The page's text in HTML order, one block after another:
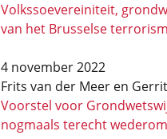
Volkssoevereiniteit,
van het Brusselse
4 november 2022
Frits van der Meer en
Voorstel voor
nogmaals terecht